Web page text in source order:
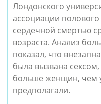
Лондонского
ассоциации полового
сердечной смертью
возраста. Анализ
показал, что
была вызвана сексом,
больше женщин, чем
предполагали.